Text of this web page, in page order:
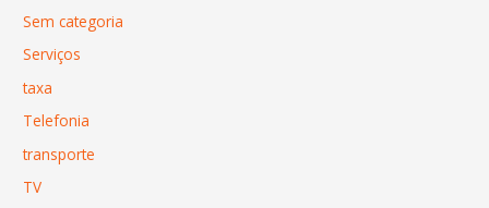
Sem categoria
Serviços
taxa
Telefonia
transporte
TV